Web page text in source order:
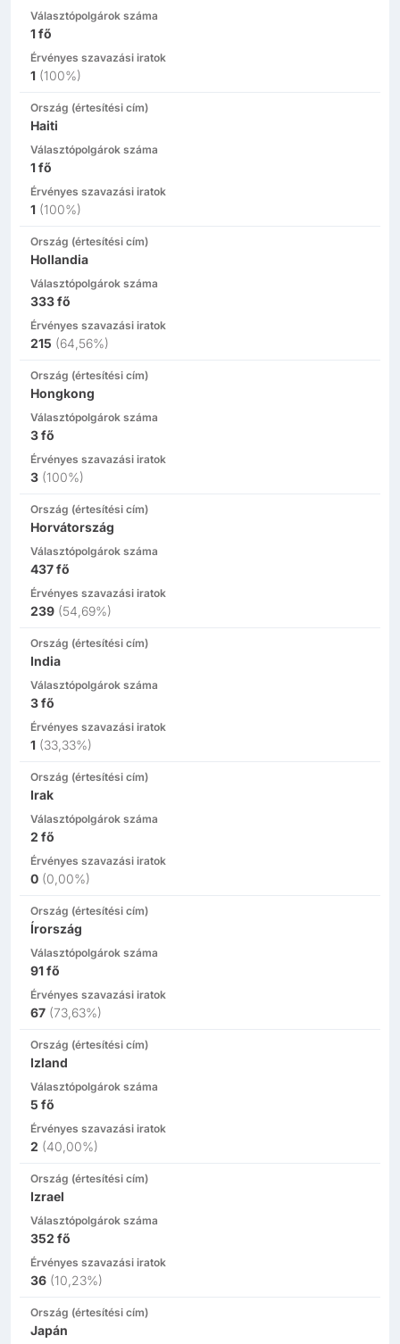
Választópolgárok száma
1fő
Érvényes szavazási iratok
1 (100%)
Ország (értesítési cím)
Haiti
Választópolgárok száma
1fő
Érvényes szavazási iratok
1 (100%)
Ország (értesítési cím)
Hollandia
Választópolgárok száma
333fő
Érvényes szavazási iratok
215 (64,56%)
Ország (értesítési cím)
Hongkong
Választópolgárok száma
3fő
Érvényes szavazási iratok
3 (100%)
Ország (értesítési cím)
Horvátország
Választópolgárok száma
437fő
Érvényes szavazási iratok
239 (54,69%)
Ország (értesítési cím)
India
Választópolgárok száma
3fő
Érvényes szavazási iratok
1 (33,33%)
Ország (értesítési cím)
Irak
Választópolgárok száma
2 fő
Érvényes szavazási iratok
0 (0,00%)
Ország (értesítési cím)
Írország
Választópolgárok száma
91fő
Érvényes szavazási iratok
67 (73,63%)
Ország (értesítési cím)
Izland
Választópolgárok száma
5 fő
Érvényes szavazási iratok
2 (40,00%)
Ország (értesítési cím)
Izrael
Választópolgárok száma
352 fő
Érvényes szavazási iratok
36 (10,23%)
Ország (értesítési cím)
Japán